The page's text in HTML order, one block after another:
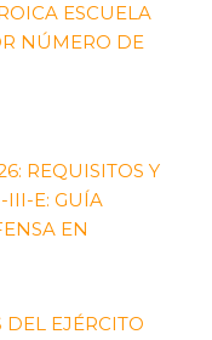
ESCUELA
NÚMERO DE
REQUISITOS Y
III-E: GUÍA
EN
EJÉRCITO